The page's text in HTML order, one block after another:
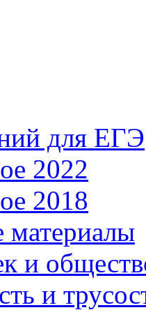
для ЕГЭ
2022
2018
и
и